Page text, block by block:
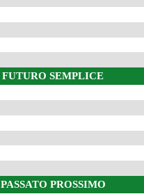
FUTURO SEMPLICE
PASSATO PROSSIMO